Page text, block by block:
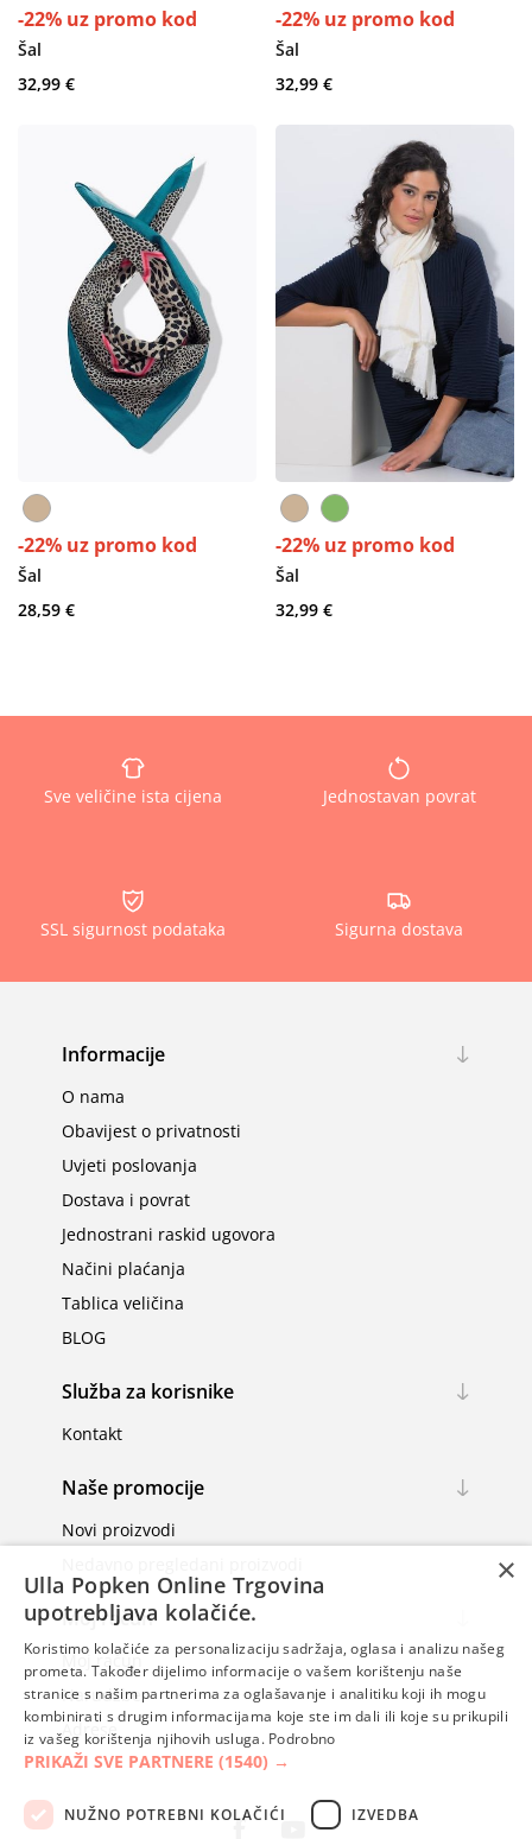
-22% uz promo kod
Šal
32,99 €
-22% uz promo kod
Šal
32,99 €
-22% uz promo kod
Šal
28,59 €
-22% uz promo kod
Šal
32,99 €
Sve veličine ista cijena Jednostavan povrat
SSL sigurnost podataka Sigurna dostava
Informacije
O nama
Obavijest o privatnosti
Uvjeti poslovanja
Dostava i povrat
Jednostrani raskid ugovora
Načini plaćanja
Tablica veličina
BLOG
Služba za korisnike
Kontakt
Naše promocije
Novi proizvodi
Moj račun
Moj račun
Narudžbe
Adrese
×
Ulla Popken Online Trgovina
upotrebljava kolačiće.
Koristimo kolačiće za personalizaciju sadržaja, oglasa i analizu našeg
prometa. Također dijelimo informacije o vašem korištenju naše
stranice s našim partnerima za oglašavanje i analitiku koji ih mogu
kombinirati s drugim informacijama koje ste im dali ili koje su prikupili
iz vašeg korištenja njihovih usluga. Podrobno
PRIKAŽI SVE PARTNERE (1540) →
NUŽNO POTREBNI KOLAČIĆI IZVEDBA